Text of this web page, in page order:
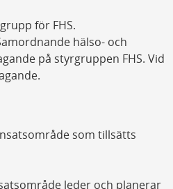
för FHS.
hälso- och
på styrgruppen FHS. Vid
som tillsätts
leder och planerar